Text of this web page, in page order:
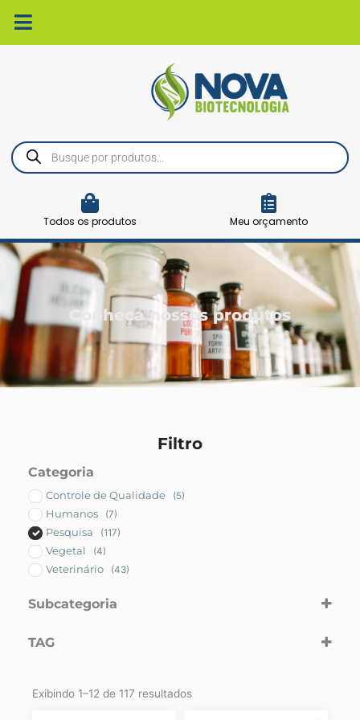
para
o
Pesquisar
produtos
Todos os produtos Meu orçamento
Conheça nossos produtos
Filtro
Categoria
Controle de Qualidade (5)
Humanos (7)
Pesquisa (117)
Vegetal (4)
Veterinário (43)
Subcategoria
Cultura Celular
TAG
Antibiotico/antimicotico
Exibindo 1–12 de 117 resultados